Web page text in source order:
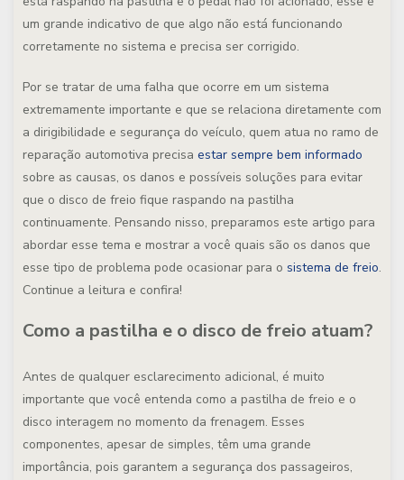
um grande indicativo de que algo não está funcionando
corretamente no sistema e precisa ser corrigido.
Por se tratar de uma falha que ocorre em um sistema
extremamente importante e que se relaciona diretamente com
a dirigibilidade e segurança do veículo, quem atua no ramo de
reparação automotiva precisa estar sempre bem informado
sobre as causas, os danos e possíveis soluções para evitar
que o disco de freio fique raspando na pastilha
continuamente. Pensando nisso, preparamos este artigo para
abordar esse tema e mostrar a você quais são os danos que
esse tipo de problema pode ocasionar para o sistema de freio.
Continue a leitura e confira!
Como a pastilha e o disco de freio atuam?
Antes de qualquer esclarecimento adicional, é muito
importante que você entenda como a pastilha de freio e o
disco interagem no momento da frenagem. Esses
componentes, apesar de simples, têm uma grande
importância, pois garantem a segurança dos passageiros,